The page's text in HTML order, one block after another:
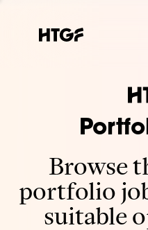
Browse
portfolio
suitable